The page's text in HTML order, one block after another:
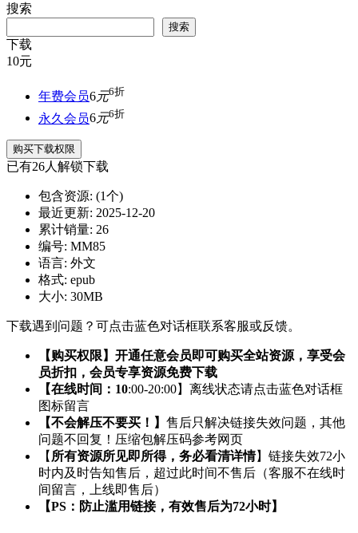
搜索
搜索
下载
10元
年费会员6元6折
永久会员6元6折
购买下载权限
已有26人解锁下载
包含资源: (1个)
最近更新: 2025-12-20
累计销量: 26
编号: MM85
语言: 外文
格式: epub
大小: 30MB
下载遇到问题？可点击蓝色对话框联系客服或反馈。
【购买权限】开通任意会员即可购买全站资源，享受会
员折扣，会员专享资源免费下载
【在线时间：10:00-20:00】离线状态请点击蓝色对话框
图标留言
【不会解压不要买！】 售后只解决链接失效问题，其他
问题不回复！压缩包解压码参考网页
【 所有资源所见即所得，务必看清详情】链接失效72小
时内及时告知售后，超过此时间不售后（客服不在线时
间留言，上线即售后）
【PS：防止滥用链接，有效售后为72小时】